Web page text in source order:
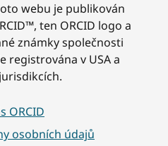
webu je publikován
ten ORCID logo a
známky společnosti
registrována v USA a
ORCID
osobních údajů